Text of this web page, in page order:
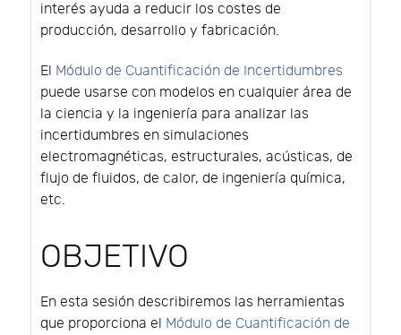
interés ayuda a reducir los costes de
producción, desarrollo y fabricación.
El Módulo de Cuantificación de Incertidumbres
puede usarse con modelos en cualquier área de
la ciencia y la ingeniería para analizar las
incertidumbres en simulaciones
electromagnéticas, estructurales, acústicas, de
flujo de fluidos, de calor, de ingeniería química,
etc.
OBJETIVO
En esta sesión describiremos las herramientas
que proporciona el Módulo de Cuantificación de